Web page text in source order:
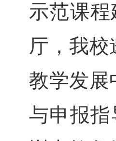
示范课
厅，我
教学发展
与申报指